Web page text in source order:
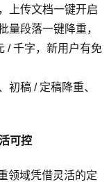
上传文档一键开启
量段落一键降重，
/ 千字，新用户有免
初稿 / 定稿降重、
可控
领域凭借灵活的定